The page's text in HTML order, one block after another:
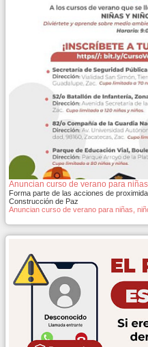
Anuncian curso de verano para
Forma parte de las acciones de
Construcción de Paz
Anuncian curso de verano para niñas,